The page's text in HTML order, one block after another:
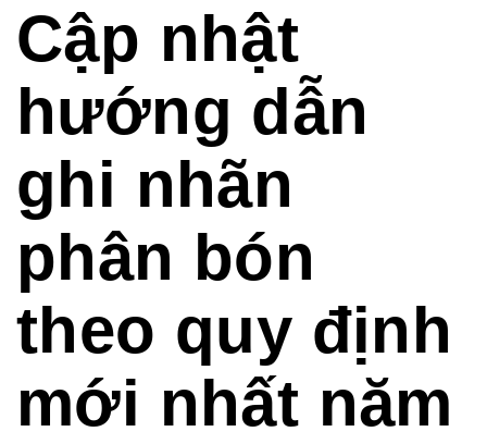
Cập nhật
hướng dẫn
ghi nhãn
phân bón
theo quy định
mới nhất năm